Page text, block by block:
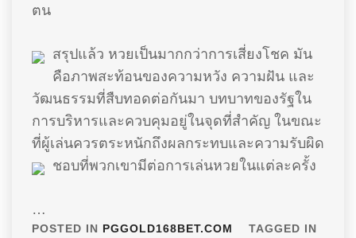
ตน
สรุปแล้ว หวยเป็นมากกว่าการเสี่ยงโชค มัน
คือภาพสะท้อนของความหวัง ความฝัน และ
วัฒนธรรมที่สืบทอดต่อกันมา บทบาทของรัฐใน
การบริหารและควบคุมอยู่ในจุดที่สำคัญ ในขณะ
ที่ผู้เล่นควรตระหนักถึงผลกระทบและความรับผิด
ชอบที่พวกเขามีต่อการเล่นหวยในแต่ละครั้ง
…
POSTED IN PGGOLD168BET.COM
TAGGED IN